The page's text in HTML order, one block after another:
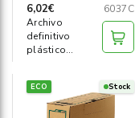
6,02€
6037C
Archivo
definitivo
plástico
ECO Stock